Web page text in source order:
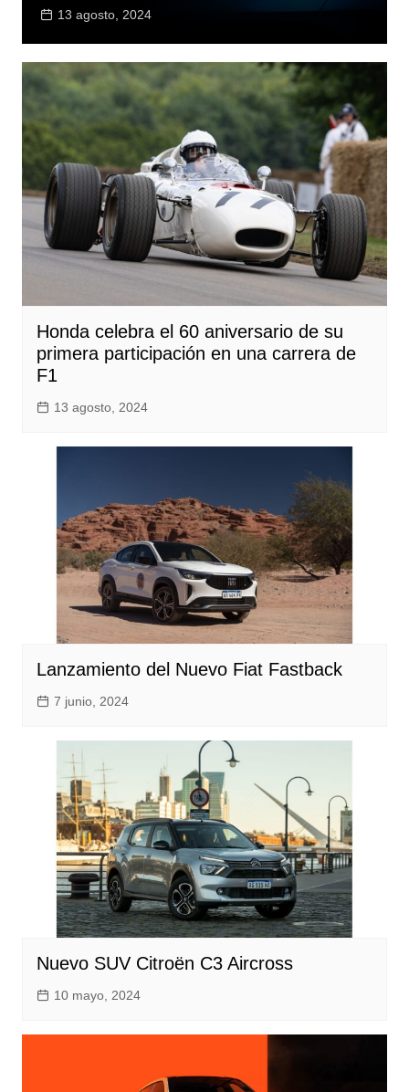
13 agosto, 2024
Honda celebra el 60 aniversario de su
primera participación en una carrera de
F1
13 agosto, 2024
Lanzamiento del Nuevo Fiat Fastback
7 junio, 2024
Nuevo SUV Citroën C3 Aircross
10 mayo, 2024